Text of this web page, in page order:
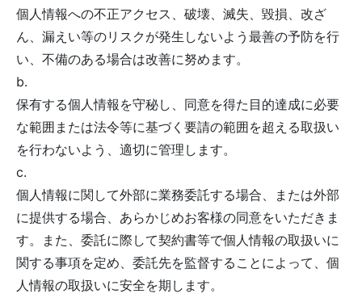
個人情報への不正アクセス、破壊、滅失、毀損、改ざ
ん、漏えい等のリスクが発生しないよう最善の予防を行
い、不備のある場合は改善に努めます。
b.
保有する個人情報を守秘し、同意を得た目的達成に必要
な範囲または法令等に基づく要請の範囲を超える取扱い
を行わないよう、適切に管理します。
c.
個人情報に関して外部に業務委託する場合、または外部
に提供する場合、あらかじめお客様の同意をいただきま
す。また、委託に際して契約書等で個人情報の取扱いに
関する事項を定め、委託先を監督することによって、個
人情報の取扱いに安全を期します。